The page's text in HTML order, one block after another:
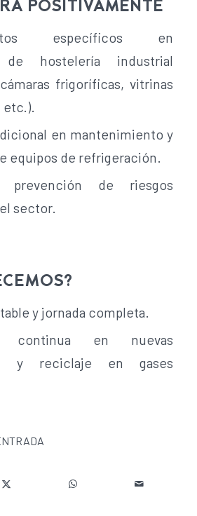
POSITIVAMENTE
específicos en
de hostelería industrial
frigoríficas, vitrinas
etc.).
en mantenimiento y
equipos de refrigeración.
prevención de riesgos
sector.
y jornada completa.
continua en nuevas
y reciclaje en gases